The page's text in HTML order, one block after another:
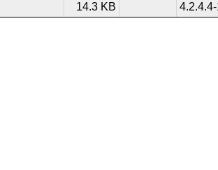
14.3 KB